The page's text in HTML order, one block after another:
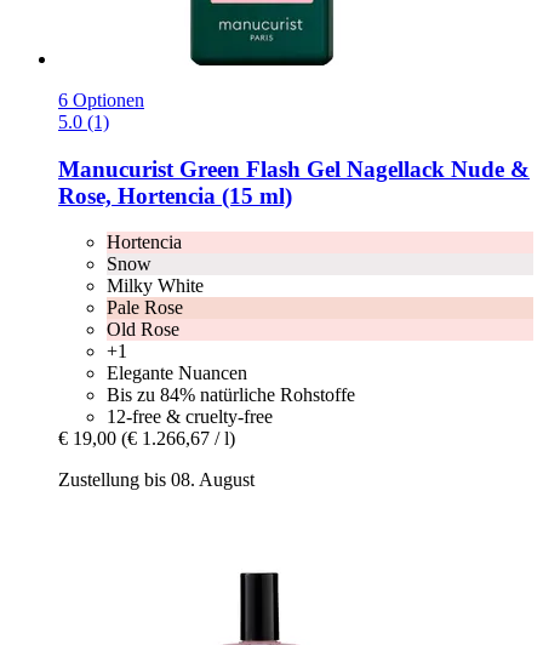
6 Optionen
5.0 (1)
Manucurist Green Flash Gel Nagellack Nude &
Rose, Hortencia (15 ml)
Hortencia
Snow
Milky White
Pale Rose
Old Rose
+1
Elegante Nuancen
Bis zu 84% natürliche Rohstoffe
12-free & cruelty-free
€ 19,00 (€ 1.266,67 / l)
Zustellung bis 08. August